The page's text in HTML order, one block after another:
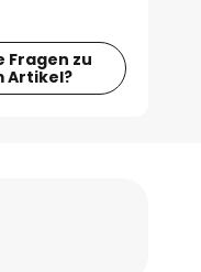
Fragen zu
Artikel?